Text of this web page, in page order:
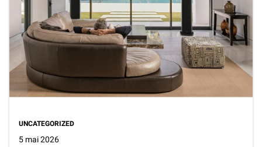
UNCATEGORIZED
5 mai 2026